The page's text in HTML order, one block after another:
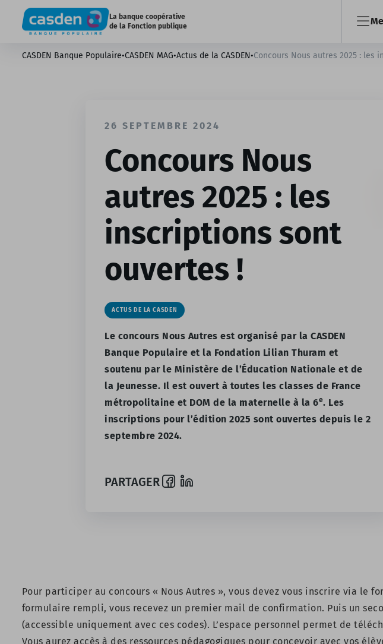
La banque coopérative
de la Fonction publique
CASDEN Banque Populaire•CASDEN MAG•Actus de la CASDEN•Concours Nous autres 2025 : les
26 SEPTEMBRE 2024
Concours Nous
autres 2025 : les
inscriptions sont
ouvertes !
ACTUS DE LA CASDEN
Le concours Nous Autres est organisé par la CASDEN
Banque Populaire et la Fondation Lilian Thuram et
soutenu par le Ministère de l’Éducation Nationale et de
la Jeunesse. Il est ouvert à toutes les classes de France
métropolitaine et DOM de la maternelle à la 6e. Les
inscriptions pour l’édition 2025 sont ouvertes depuis le 2
septembre 2024.
PARTAGER
Pour participer au concours « Nous Autres », vous devez vous inscrire via le
formulaire rempli, vous recevez un premier mail de confirmation. Puis un
(accessible uniquement avec ces codes). L’espace personnel permet de
Vous aurez accès à des ressources pédagogiques pour concevoir avec vos